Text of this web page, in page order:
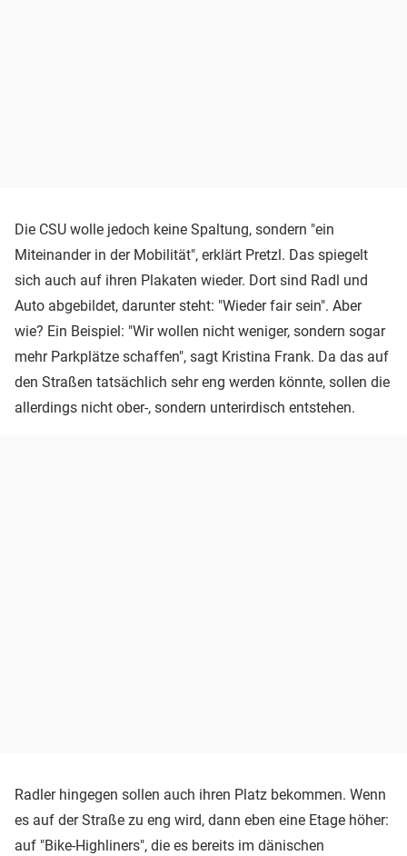
Die CSU wolle jedoch keine Spaltung, sondern "ein
Miteinander in der Mobilität", erklärt Pretzl. Das spiegelt
sich auch auf ihren Plakaten wieder. Dort sind Radl und
Auto abgebildet, darunter steht: "Wieder fair sein". Aber
wie? Ein Beispiel: "Wir wollen nicht weniger, sondern sogar
mehr Parkplätze schaffen", sagt Kristina Frank. Da das auf
den Straßen tatsächlich sehr eng werden könnte, sollen die
allerdings nicht ober-, sondern unterirdisch entstehen.
Radler hingegen sollen auch ihren Platz bekommen. Wenn
es auf der Straße zu eng wird, dann eben eine Etage höher:
auf "Bike-Highliners", die es bereits im dänischen